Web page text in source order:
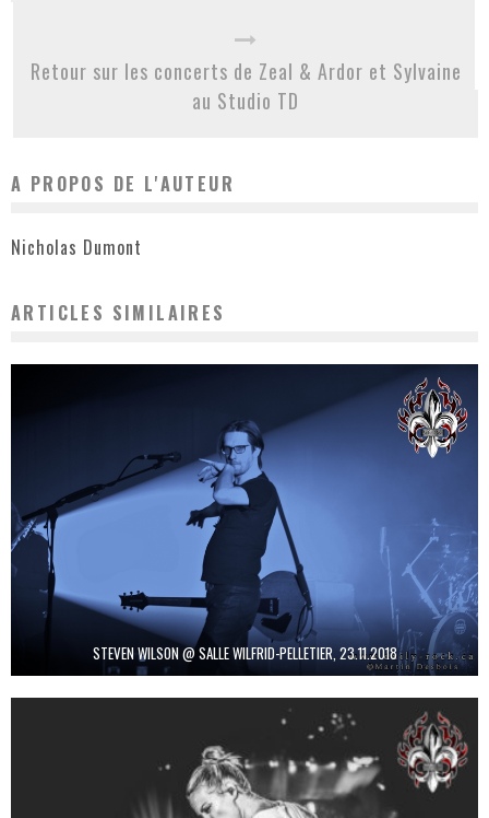
Retour sur les concerts de Zeal & Ardor et Sylvaine
au Studio TD
A PROPOS DE L'AUTEUR
Nicholas Dumont
ARTICLES SIMILAIRES
STEVEN WILSON @ SALLE WILFRID-PELLETIER, 23.11.2018